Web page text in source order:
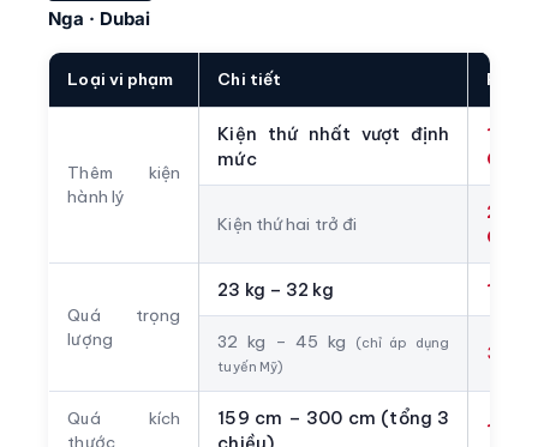
Nga · Dubai
Loại vi phạm Chi tiết Phí
Thêm kiện
hành lý
Kiện thứ nhất vượt định
mức
Kiện thứ hai trở đi
Quá trọng
lượng
23 kg – 32 kg
32 kg – 45 kg
(chỉ áp dụng
tuyến Mỹ)
Quá kích
thước
159 cm – 300 cm (tổng 3